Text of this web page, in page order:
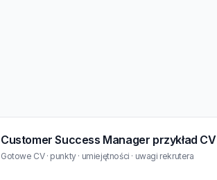
Customer Success Manager przykład CV
Gotowe CV · punkty · umiejętności · uwagi rekrutera